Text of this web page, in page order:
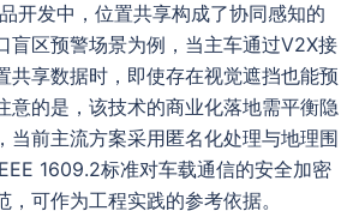
开发中，位置共享构成了协同感知的
盲区预警场景为例，当主车通过V2X接
共享数据时，即使存在视觉遮挡也能预
意的是，该技术的商业化落地需平衡隐
当前主流方案采用匿名化处理与地理围
1609.2标准对车载通信的安全加密
可作为工程实践的参考依据。